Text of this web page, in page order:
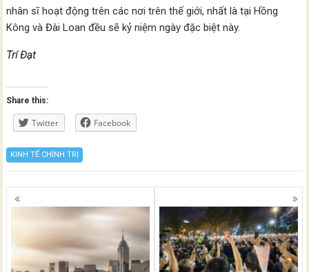
nhân sĩ hoạt động trên các nơi trên thế giới, nhất là tại Hồng
Kông và Đài Loan đều sẽ kỷ niệm ngày đặc biệt này.
Trí Đạt
Share this:
Twitter Facebook
KINH TẾ CHÍNH TRỊ
Posts
navigation